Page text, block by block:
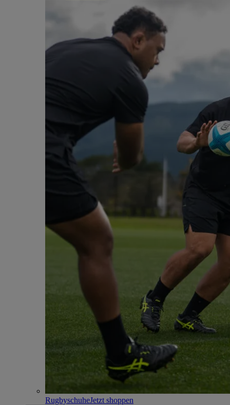
RugbyschuheJetzt shoppen